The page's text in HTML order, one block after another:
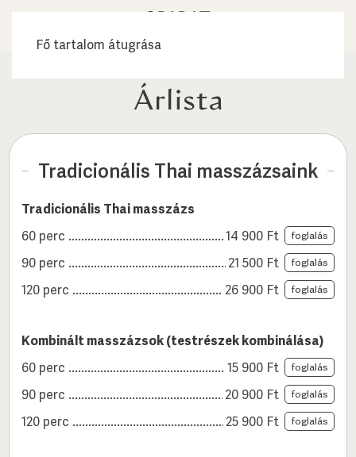
Fő tartalom átugrása
Árlista
Tradicionális Thai masszázsaink
Tradicionális Thai masszázs
60 perc
14 900 Ft foglalás
90 perc 21 500 Ft foglalás
120 perc 26 900 Ft foglalás
Kombinált masszázsok (testrészek kombinálása)
60 perc
15 900 Ft foglalás
90 perc 20 900 Ft foglalás
120 perc 25 900 Ft foglalás